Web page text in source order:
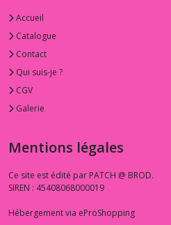
Accueil
Catalogue
Contact
Qui suis-je ?
CGV
Galerie
Mentions légales
Ce site est édité par PATCH @ BROD.
SIREN : 45408068000019
Hébergement via eProShopping